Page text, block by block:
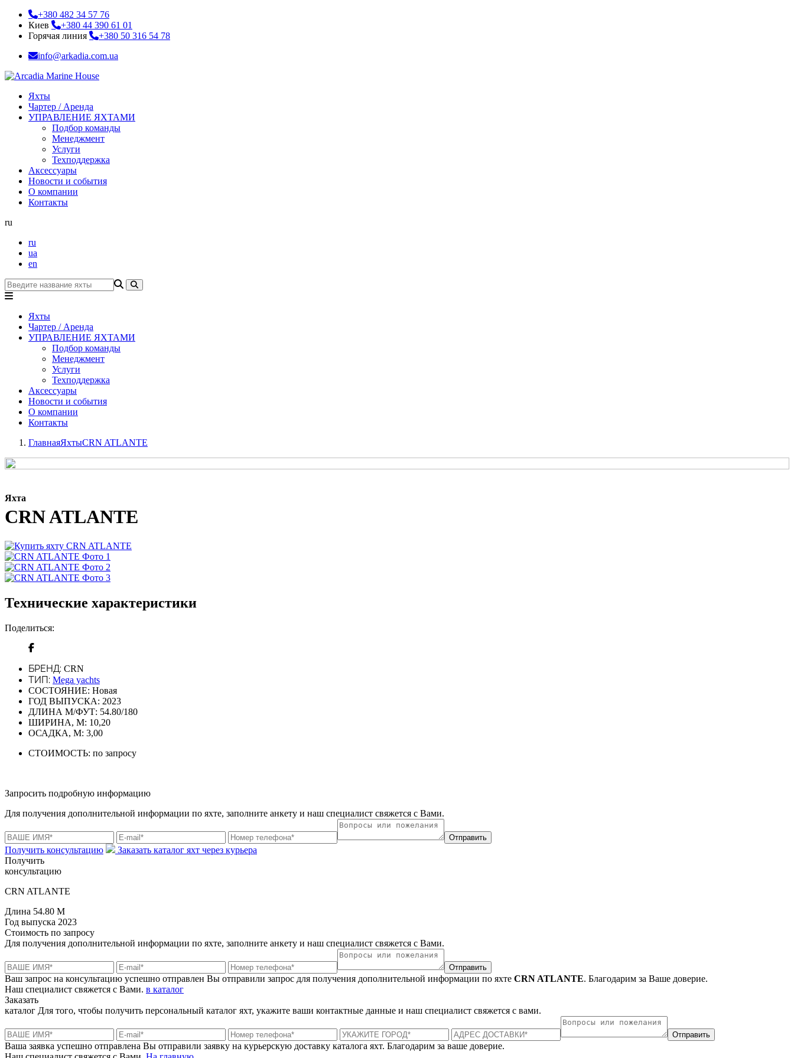
+380 482 34 57 76
Киев
+380 44 390 61 01
Горячая линия
+380 50 316 54 78
info@arkadia.com.ua
Яхты
Чартер / Аренда
УПРАВЛЕНИЕ ЯХТАМИ
Подбор команды
Менеджмент
Услуги
Техподдержка
Аксессуары
Новости и события
О компании
Контакты
ru
ru
ua
en
Яхты
Чартер / Аренда
УПРАВЛЕНИЕ ЯХТАМИ
Подбор команды
Менеджмент
Услуги
Техподдержка
Аксессуары
Новости и события
О компании
Контакты
ГлавнаяЯхтыCRN ATLANTE
Яхта
CRN ATLANTE
Технические характеристики
Поделиться:
БРЕНД: CRN
ТИП: Mega yachts
СОСТОЯНИЕ: Новая
ГОД ВЫПУСКА: 2023
ДЛИНА М/ФУТ: 54.80/180
ШИРИНА, М: 10,20
ОСАДКА, М: 3,00
СТОИМОСТЬ: по запросу
Запросить подробную информацию
Для получения дополнительной информации по яхте, заполните анкету и наш специалист свяжется с Вами.
Отправить
Получить консультацию
Заказать каталог яхт через курьера
Получить
консультацию
CRN ATLANTE
Длина 54.80 M
Год выпуска 2023
Стоимость по запросу
Для получения дополнительной информации по яхте, заполните анкету и наш специалист свяжется с Вами.
Отправить
Ваш запрос на консультацию успешно отправлен Вы отправили запрос для получения дополнительной информации по яхте CRN ATLANTE. Благодарим за Ваше доверие.
Наш специалист свяжется с Вами. в каталог
Заказать
каталог Для того, чтобы получить персональный каталог яхт, укажите ваши контактные данные и наш специалист свяжется с вами.
Отправить
Ваша заявка успешно отправлена Вы отправили заявку на курьерскую доставку каталога яхт. Благодарим за ваше доверие.